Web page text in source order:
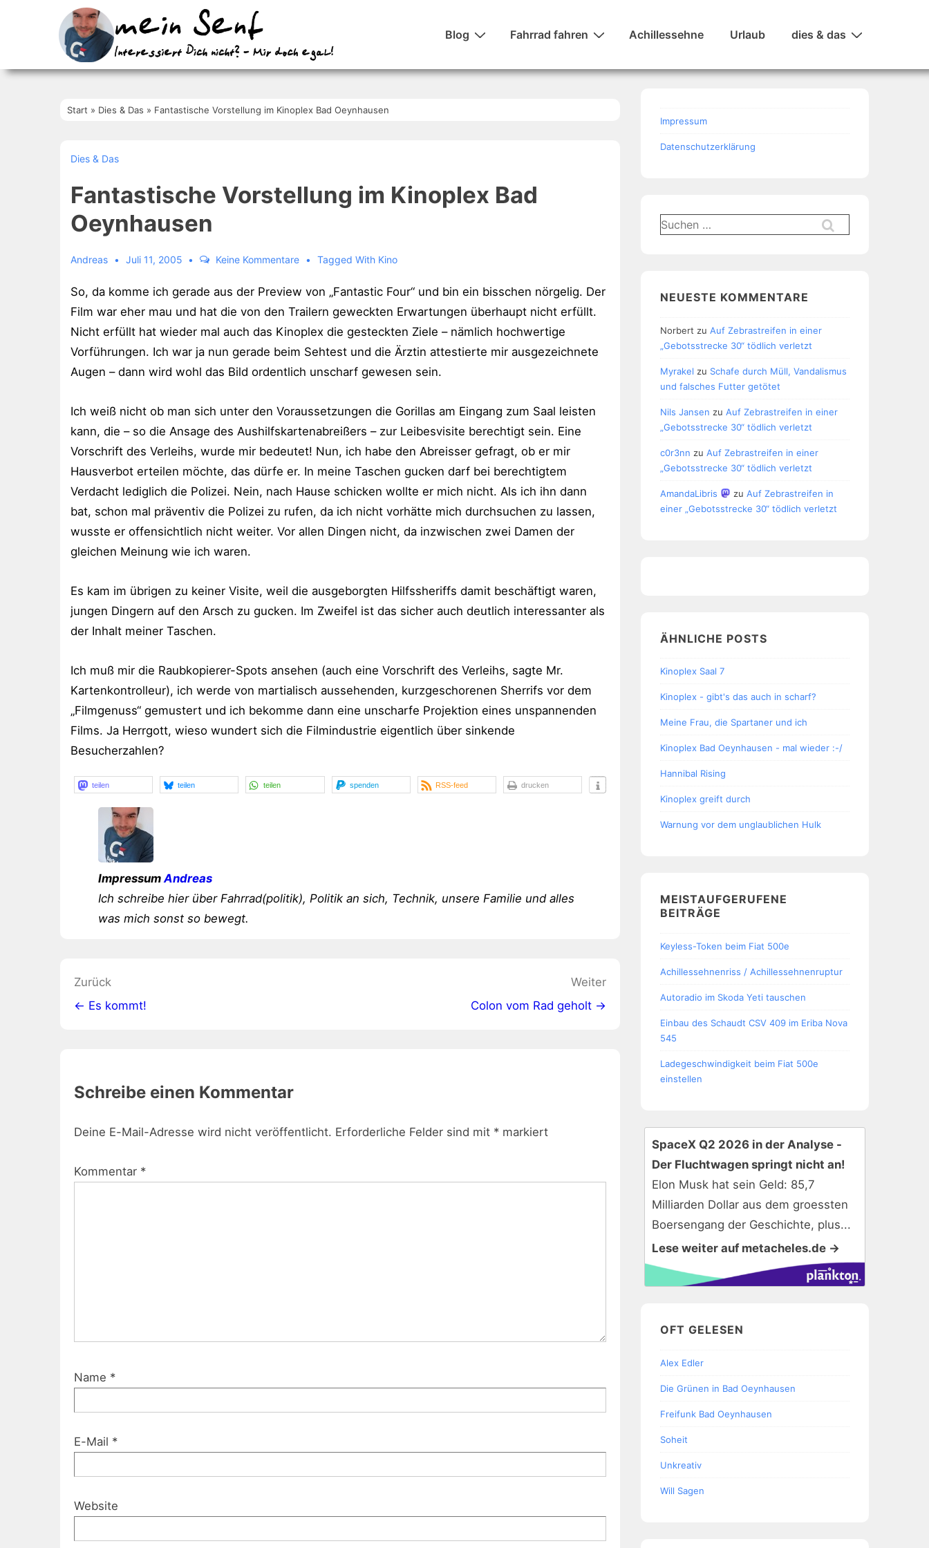
Hauptnavigation
Blog Fahrrad fahren Achillessehne Urlaub dies & das
Start » Dies & Das » Fantastische Vorstellung im Kinoplex Bad Oeynhausen
Dies & Das
Fantastische Vorstellung im Kinoplex Bad
Oeynhausen
Andreas Juli 11, 2005 Keine Kommentare Tagged With Kino
So, da komme ich gerade aus der Preview von „Fantastic Four“ und bin ein bisschen nörgelig. Der
Film war eher mau und hat die von den Trailern geweckten Erwartungen überhaupt nicht erfüllt.
Nicht erfüllt hat wieder mal auch das Kinoplex die gesteckten Ziele – nämlich hochwertige
Vorführungen. Ich war ja nun gerade beim Sehtest und die Ärztin attestierte mir ausgezeichnete
Augen – dann wird wohl das Bild ordentlich unscharf gewesen sein.
Ich weiß nicht ob man sich unter den Voraussetzungen die Gorillas am Eingang zum Saal leisten
kann, die – so die Ansage des Aushilfskartenabreißers – zur Leibesvisite berechtigt sein. Eine
Vorschrift des Verleihs, wurde mir bedeutet! Nun, ich habe den Abreisser gefragt, ob er mir
Hausverbot erteilen möchte, das dürfe er. In meine Taschen gucken darf bei berechtigtem
Verdacht lediglich die Polizei. Nein, nach Hause schicken wollte er mich nicht. Als ich ihn dann
bat, schon mal präventiv die Polizei zu rufen, da ich nicht vorhätte mich durchsuchen zu lassen,
wusste er offensichtlich nicht weiter. Vor allen Dingen nicht, da inzwischen zwei Damen der
gleichen Meinung wie ich waren.
Es kam im übrigen zu keiner Visite, weil die ausgeborgten Hilfssheriffs damit beschäftigt waren,
jungen Dingern auf den Arsch zu gucken. Im Zweifel ist das sicher auch deutlich interessanter als
der Inhalt meiner Taschen.
Ich muß mir die Raubkopierer-Spots ansehen (auch eine Vorschrift des Verleihs, sagte Mr.
Kartenkontrolleur), ich werde von martialisch aussehenden, kurzgeschorenen Sherrifs vor dem
„Filmgenuss“ gemustert und ich bekomme dann eine unscharfe Projektion eines unspannenden
Films. Ja Herrgott, wieso wundert sich die Filmindustrie eigentlich über sinkende
Besucherzahlen?
teilen teilen teilen spenden RSS-feed drucken
Impressum Andreas
Ich schreibe hier über Fahrrad(politik), Politik an sich, Technik, unsere Familie und alles
was mich sonst so bewegt.
Beitragsnavigation
Zurück
← Es kommt!
Weiter
Colon vom Rad geholt →
Schreibe einen Kommentar
Deine E-Mail-Adresse wird nicht veröffentlicht. Erforderliche Felder sind mit * markiert
Kommentar *
Name *
E-Mail *
Website
Impressum
Datenschutzerklärung
Suchen
nach:
NEUESTE KOMMENTARE
Norbert zu Auf Zebrastreifen in einer
„Gebotsstrecke 30“ tödlich verletzt
Myrakel zu Schafe durch Müll, Vandalismus
und falsches Futter getötet
Nils Jansen zu Auf Zebrastreifen in einer
„Gebotsstrecke 30“ tödlich verletzt
c0r3nn zu Auf Zebrastreifen in einer
„Gebotsstrecke 30“ tödlich verletzt
AmandaLibris zu Auf Zebrastreifen in
einer „Gebotsstrecke 30“ tödlich verletzt
ÄHNLICHE POSTS
Kinoplex Saal 7
Kinoplex - gibt's das auch in scharf?
Meine Frau, die Spartaner und ich
Kinoplex Bad Oeynhausen - mal wieder :-/
Hannibal Rising
Kinoplex greift durch
Warnung vor dem unglaublichen Hulk
MEISTAUFGERUFENE
BEITRÄGE
Keyless-Token beim Fiat 500e
Achillessehnenriss / Achillessehnenruptur
Autoradio im Skoda Yeti tauschen
Einbau des Schaudt CSV 409 im Eriba Nova
545
Ladegeschwindigkeit beim Fiat 500e
einstellen
SpaceX Q2 2026 in der Analyse -
Der Fluchtwagen springt nicht an!
Elon Musk hat sein Geld: 85,7
Milliarden Dollar aus dem groessten
Boersengang der Geschichte, plus...
Lese weiter auf metacheles.de →
OFT GELESEN
Alex Edler
Die Grünen in Bad Oeynhausen
Freifunk Bad Oeynhausen
Soheit
Unkreativ
Will Sagen